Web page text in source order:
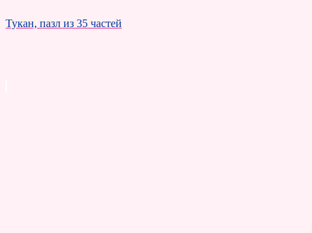
Тукан, пазл из 35 частей